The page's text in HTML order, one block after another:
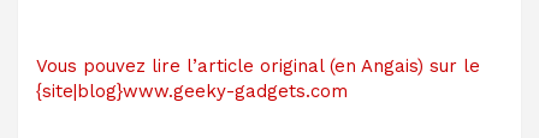
Vous pouvez lire l’article original (en Angais) sur le
{site|blog}www.geeky-gadgets.com